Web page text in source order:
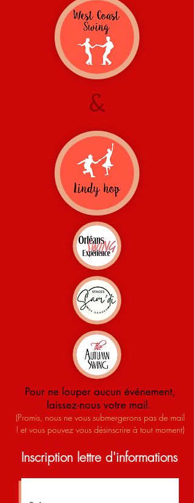
&
Pour ne louper aucun événement,
laissez-nous votre mail.
(Promis, nous ne vous submergerons pas de mail
! et vous pouvez vous désinscrire à tout moment)
Inscription lettre d'informations